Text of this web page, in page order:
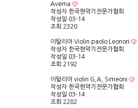
Averna
작성자 한국현악기전문가협회
작성일 03-14
조회 2320
이탈리아 Violin paolo Leonori
작성자 한국현악기전문가협회
작성일 03-14
조회 2192
이탈리아 violin G,A, Simeoni
작성자 한국현악기전문가협회
작성일 03-14
조회 2282